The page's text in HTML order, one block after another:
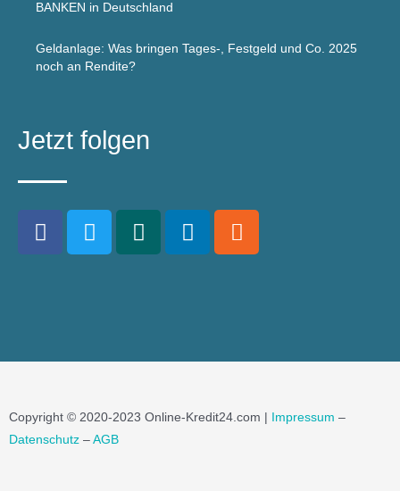
BANKEN in Deutschland
Geldanlage: Was bringen Tages-, Festgeld und Co. 2025
noch an Rendite?
Jetzt folgen
Copyright © 2020-2023 Online-Kredit24.com | Impressum –
Datenschutz – AGB